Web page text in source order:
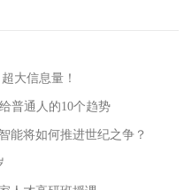
大信息量！
普通人的10个趋势
能将如何推进世纪之争？